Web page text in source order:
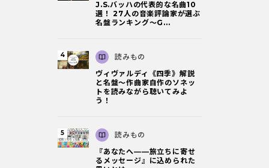
J.S.バッハの代表的な名曲10
選！ 27人の音楽評論家が選ぶ
名盤ランキング〜G...
読みもの
ヴィヴァルディ《四季》解説
と名盤～作曲家自作のソネッ
トを読みながら聴いてみよ
う！
読みもの
『あなたへ――旅立ちに寄せ
るメッセージ』に込められた